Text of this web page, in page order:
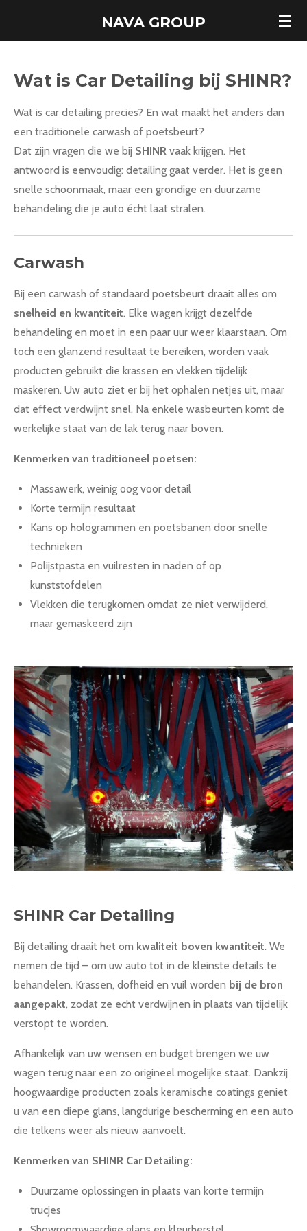
de
NAVA GROUP
Wat is Car Detailing bij SHINR?
Wat is car detailing precies? En wat maakt het anders dan
een traditionele carwash of poetsbeurt?
Dat zijn vragen die we bij SHINR vaak krijgen. Het
antwoord is eenvoudig: detailing gaat verder. Het is geen
snelle schoonmaak, maar een grondige en duurzame
behandeling die je auto écht laat stralen.
Carwash
Bij een carwash of standaard poetsbeurt draait alles om
snelheid en kwantiteit. Elke wagen krijgt dezelfde
behandeling en moet in een paar uur weer klaarstaan. Om
toch een glanzend resultaat te bereiken, worden vaak
producten gebruikt die krassen en vlekken tijdelijk
maskeren. Uw auto ziet er bij het ophalen netjes uit, maar
dat effect verdwijnt snel. Na enkele wasbeurten komt de
werkelijke staat van de lak terug naar boven.
Kenmerken van traditioneel poetsen:
Massawerk, weinig oog voor detail
Korte termijn resultaat
Kans op hologrammen en poetsbanen door snelle
technieken
Polijstpasta en vuilresten in naden of op
kunststofdelen
Vlekken die terugkomen omdat ze niet verwijderd,
maar gemaskeerd zijn
SHINR Car Detailing
Bij detailing draait het om kwaliteit boven kwantiteit. We
nemen de tijd – om uw auto tot in de kleinste details te
behandelen. Krassen, dofheid en vuil worden bij de bron
aangepakt, zodat ze echt verdwijnen in plaats van tijdelijk
verstopt te worden.
Afhankelijk van uw wensen en budget brengen we uw
wagen terug naar een zo origineel mogelijke staat. Dankzij
hoogwaardige producten zoals keramische coatings geniet
u van een diepe glans, langdurige bescherming en een auto
die telkens weer als nieuw aanvoelt.
Kenmerken van SHINR Car Detailing:
Duurzame oplossingen in plaats van korte termijn
trucjes